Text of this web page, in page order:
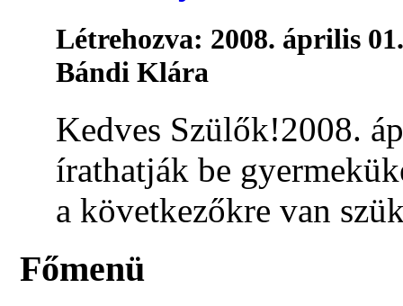
Létrehozva: 2008. április
Bándi Klára
Kedves Szülők!2008.
írathatják be
a következőkre van
Főmenü